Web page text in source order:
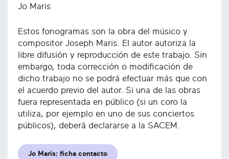
Jo Maris
Estos fonogramas son la obra del músico y
compositor Joseph Maris. El autor autoriza la
libre difusión y reproducción de este trabajo. Sin
embargo, toda corrección o modificación de
dicho trabajo no se podrá efectuar más que con
el acuerdo previo del autor. Si una de las obras
fuera representada en público (si un coro la
utiliza, por ejemplo en uno de sus conciertos
públicos), deberá declararse a la SACEM.
Jo Maris: ficha contacto